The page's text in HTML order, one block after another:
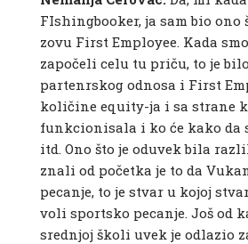
FIshingbooker, ja sam bio ono
zovu First Employee. Kada
započeli celu tu priču, to je
partenrskog odnosa i First
količine equity-ja i sa strane
funkcionisala i ko će kako da
itd. Ono što je oduvek bila
znali od početka je to da
pecanje, to je stvar u kojoj
voli sportsko pecanje. Još od
srednjoj školi uvek je odlazio